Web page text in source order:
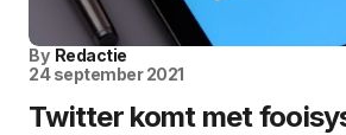
By Redactie
24 september 2021
Twitter komt met